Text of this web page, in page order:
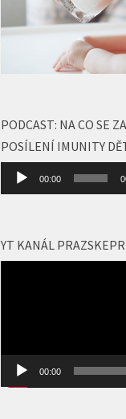
PODCAST: NA CO SE
POSÍLENÍ IMUNITY
Audio
přehrávač
00:00
YT KANÁL
00:00